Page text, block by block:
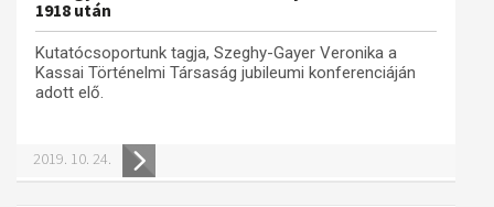
1918 után
Kutatócsoportunk tagja, Szeghy-Gayer Veronika a
Kassai Történelmi Társaság jubileumi konferenciáján
adott elő.
2019. 10. 24.